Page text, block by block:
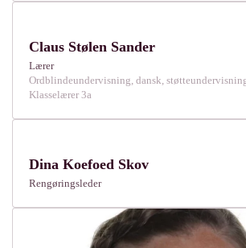
Claus Stølen Sander
Lærer
Ordblindeundervisning, dansk,
Klasselærer 3a
Dina Koefoed Skov
Rengøringsleder